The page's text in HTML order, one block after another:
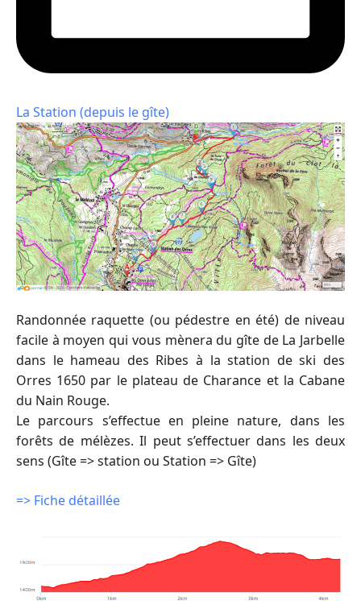
La Station (depuis le gîte)
Randonnée raquette (ou pédestre en été) de niveau
facile à moyen qui vous mènera du gîte de La Jarbelle
dans le hameau des Ribes à la station de ski des
Orres 1650 par le plateau de Charance et la Cabane
du Nain Rouge.
Le parcours s’effectue en pleine nature, dans les
forêts de mélèzes. Il peut s’effectuer dans les deux
sens (Gîte => station ou Station => Gîte)
=> Fiche détaillée